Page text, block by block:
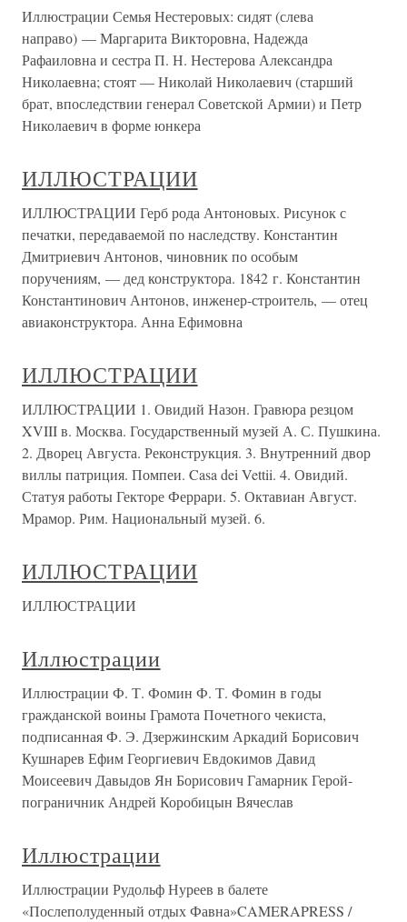
Иллюстрации Семья Нестеровых: сидят (слева
направо) — Маргарита Викторовна, Надежда
Рафаиловна и сестра П. Н. Нестерова Александра
Николаевна; стоят — Николай Николаевич (старший
брат, впоследствии генерал Советской Армии) и Петр
Николаевич в форме юнкера
ИЛЛЮСТРАЦИИ
ИЛЛЮСТРАЦИИ Герб рода Антоновых. Рисунок с
печатки, передаваемой по наследству. Константин
Дмитриевич Антонов, чиновник по особым
поручениям, — дед конструктора. 1842 г. Константин
Константинович Антонов, инженер-строитель, — отец
авиаконструктора. Анна Ефимовна
ИЛЛЮСТРАЦИИ
ИЛЛЮСТРАЦИИ 1. Овидий Назон. Гравюра резцом
XVIII в. Москва. Государственный музей А. С. Пушкина.
2. Дворец Августа. Реконструкция. 3. Внутренний двор
виллы патриция. Помпеи. Casa dei Vettii. 4. Овидий.
Статуя работы Гекторе Феррари. 5. Октавиан Август.
Мрамор. Рим. Национальный музей. 6.
ИЛЛЮСТРАЦИИ
ИЛЛЮСТРАЦИИ
Иллюстрации
Иллюстрации Ф. Т. Фомин Ф. Т. Фомин в годы
гражданской воины Грамота Почетного чекиста,
подписанная Ф. Э. Дзержинским Аркадий Борисович
Кушнарев Ефим Георгиевич Евдокимов Давид
Моисеевич Давыдов Ян Борисович Гамарник Герой-
пограничник Андрей Коробицын Вячеслав
Иллюстрации
Иллюстрации Рудольф Нуреев в балете
«Послеполуденный отдых Фавна»CAMERAPRESS /